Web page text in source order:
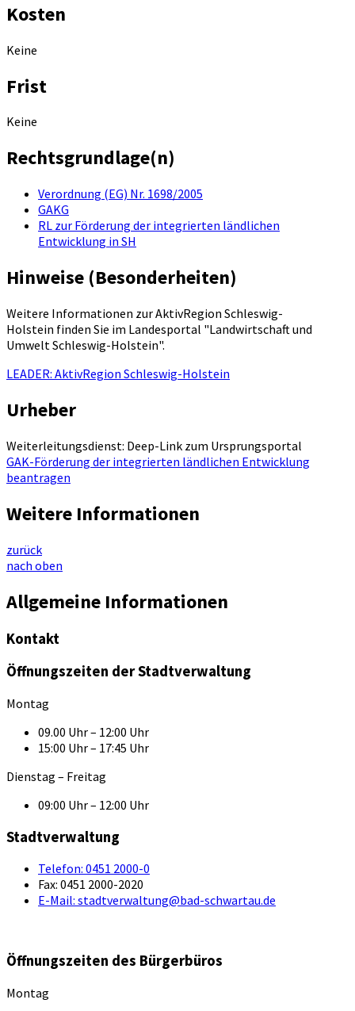
Kosten
Keine
Frist
Keine
Rechtsgrundlage(n)
Verordnung (EG) Nr. 1698/2005
GAKG
RL zur Förderung der integrierten ländlichen
Entwicklung in SH
Hinweise (Besonderheiten)
Weitere Informationen zur AktivRegion Schleswig-
Holstein finden Sie im Landesportal "Landwirtschaft und
Umwelt Schleswig-Holstein".
LEADER: AktivRegion Schleswig-Holstein
Urheber
Weiterleitungsdienst: Deep-Link zum Ursprungsportal
GAK-Förderung der integrierten ländlichen Entwicklung
beantragen
Weitere Informationen
zurück
nach oben
Allgemeine Informationen
Kontakt
Öffnungszeiten der Stadtverwaltung
Montag
09.00 Uhr – 12:00 Uhr
15:00 Uhr – 17:45 Uhr
Dienstag – Freitag
09:00 Uhr – 12:00 Uhr
Stadtverwaltung
Telefon: 0451 2000-0
Fax: 0451 2000-2020
E-Mail: stadtverwaltung@bad-schwartau.de
Öffnungszeiten des Bürgerbüros
Montag